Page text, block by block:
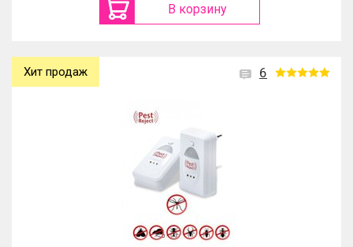
В корзину
6
Хит продаж